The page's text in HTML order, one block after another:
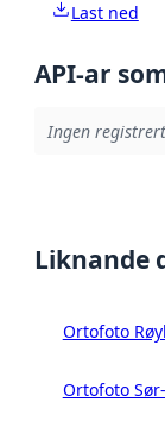
Last ned
API-ar
Ingen
Liknande
Ortofoto
Ortofoto